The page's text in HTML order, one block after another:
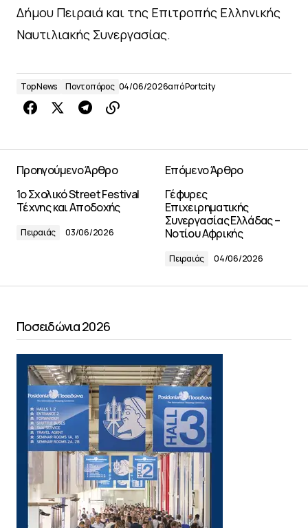
Δήμου Πειραιά και της Επιτροπής Ελληνικής
Ναυτιλιακής Συνεργασίας.
Top News Ποντοπόρος 04/06/2026απόPortcity
Προηγούμενο Άρθρο
1ο Σχολικό Street Festival
Τέχνης και Αποδοχής
Πειραιάς 03/06/2026
Επόμενο Άρθρο
Γέφυρες
Επιχειρηματικής
Συνεργασίας Ελλάδας –
Νοτίου Αφρικής
Πειραιάς 04/06/2026
Ποσειδώνια 2026